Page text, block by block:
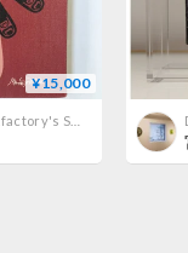
¥15,000